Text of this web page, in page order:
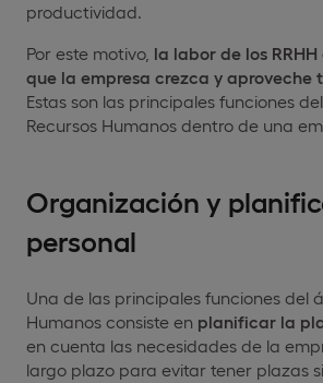
productividad.
Por este motivo, la labor de los
que la empresa crezca y aproveche
Estas son las principales funciones
Recursos Humanos dentro de una
Organización y
personal
Una de las principales funciones del
Humanos consiste en planificar la
en cuenta las necesidades de la
largo plazo para evitar tener plazas